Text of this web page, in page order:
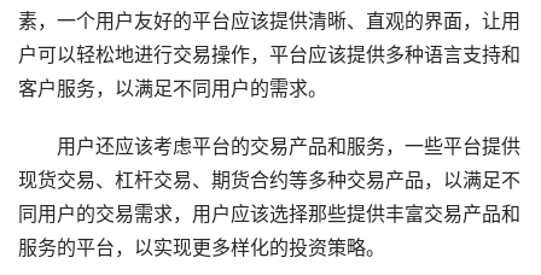
素，一个用户友好的平台应该提供清晰、直观的界面，让用
户可以轻松地进行交易操作，平台应该提供多种语言支持和
客户服务，以满足不同用户的需求。
用户还应该考虑平台的交易产品和服务，一些平台提供
现货交易、杠杆交易、期货合约等多种交易产品，以满足不
同用户的交易需求，用户应该选择那些提供丰富交易产品和
服务的平台，以实现更多样化的投资策略。